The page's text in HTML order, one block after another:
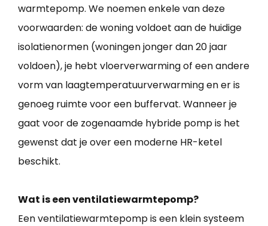
warmtepomp. We noemen enkele van deze
voorwaarden: de woning voldoet aan de huidige
isolatienormen (woningen jonger dan 20 jaar
voldoen), je hebt vloerverwarming of een andere
vorm van laagtemperatuurverwarming en er is
genoeg ruimte voor een buffervat. Wanneer je
gaat voor de zogenaamde hybride pomp is het
gewenst dat je over een moderne HR-ketel
beschikt.
Wat is een ventilatiewarmtepomp?
Een ventilatiewarmtepomp is een klein systeem